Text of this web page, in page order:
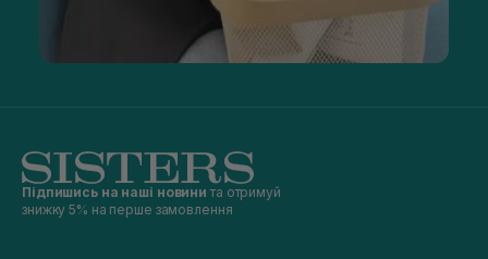
Підпишись на наші новини та отримуй
знижку 5% на перше замовлення